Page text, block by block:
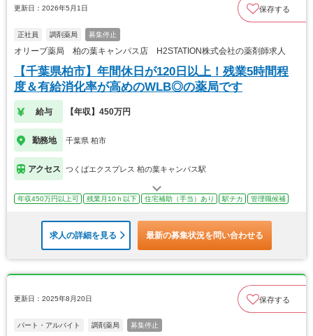
更新日：2026年5月1日 保存する
正社員 調剤薬局 募集停止
オリーブ薬局 柏の葉キャンパス店 H2STATION株式会社の薬剤師求人
【千葉県柏市】年間休日が120日以上！残業5時間程
度＆有給消化率が高めのWLB◎の薬局です
給与 【年収】450万円
勤務地 千葉県 柏市
アクセス つくばエクスプレス 柏の葉キャンパス駅
年収450万円以上可 残業月10ｈ以下 住宅補助（手当）あり 駅チカ 管理職候補
求人の詳細を見る 最新の募集状況を問い合わせる
更新日：2025年8月20日 保存する
パート・アルバイト 調剤薬局 募集停止